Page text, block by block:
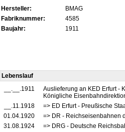
Hersteller:
BMAG
Fabriknummer:
4585
Baujahr:
1911
Lebenslauf
__.__.1911
Auslieferung an KED Erfurt -
Königliche
__.11.1918
=> ED Erfurt - Preußische
01.04.1920
=> DR - Reichseisenbahnen
31.08.1924
=> DRG - Deutsche